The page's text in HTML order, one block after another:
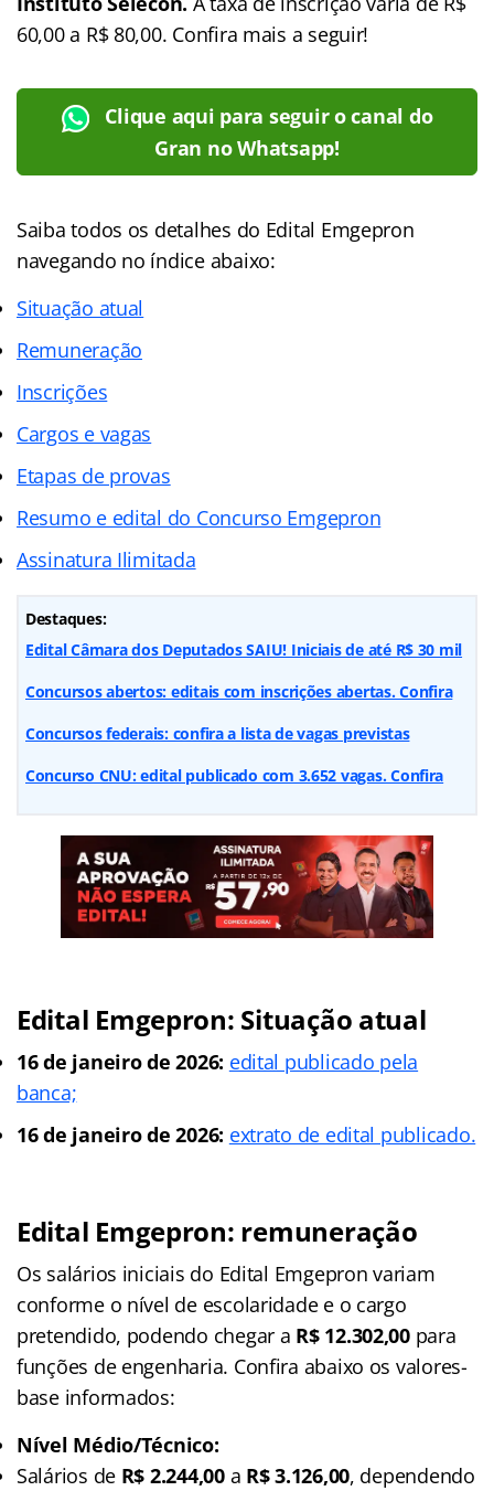
60,00 a R$ 80,00. Confira mais a seguir!
Clique aqui para seguir o canal do
Gran no Whatsapp!
Saiba todos os detalhes do Edital Emgepron
navegando no índiceabaixo:
Situação atual
Remuneração
Inscrições
Cargos e vagas
Etapas de provas
Resumo e edital do Concurso Emgepron
Assinatura Ilimitada
Destaques:
Edital Câmara dos Deputados SAIU! Iniciais de até R$ 30 mil
Concursos abertos: editais com inscrições abertas. Confira
Concursos federais: confira a lista de vagas previstas
Concurso CNU: edital publicado com 3.652 vagas. Confira
Edital Emgepron: Situação atual
16 de janeiro de 2026: edital publicado pela
banca;
16 de janeiro de 2026: extrato de edital publicado.
Edital Emgepron: remuneração
Os salários iniciais do Edital Emgepron variam
conforme o nível de escolaridade e o cargo
pretendido, podendo chegar a R$ 12.302,00para
funções de engenharia. Confira abaixo os valores-
base informados:
Nível Médio/Técnico:
Salários de R$ 2.244,00a R$ 3.126,00, dependendo